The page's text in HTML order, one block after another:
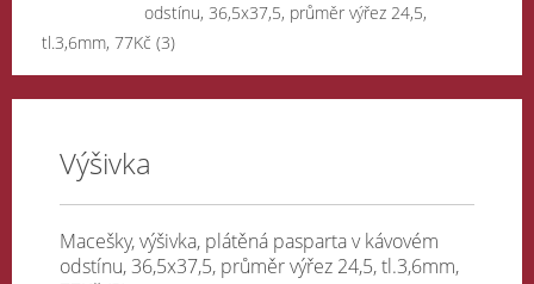
odstínu, 36,5x37,5, průměr výřez 24,5,
tl.3,6mm, 77Kč (3)
Výšivka
Macešky, výšivka, plátěná pasparta v kávovém
odstínu, 36,5x37,5, průměr výřez 24,5, tl.3,6mm,